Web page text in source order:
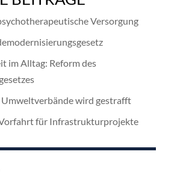
Versorgung
im Alltag: Reform des
wird gestrafft
für Infrastrukturprojekte